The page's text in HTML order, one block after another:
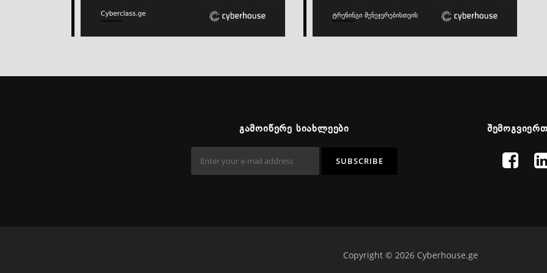
ᲒᲐᲛᲝᲘᲬᲔᲠᲔ ᲡᲘᲐᲮᲚᲔᲔᲑᲘ
Copyright © 2026 Cyberhouse.ge